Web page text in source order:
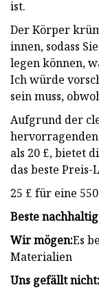
ist.
Der Körper
innen, sodass
legen können,
Ich würde
sein muss,
Aufgrund der
als 20 £, bietet
das beste
25 £ für eine
Beste
Wir mögen:Es
Materialien
Uns gefällt nicht: